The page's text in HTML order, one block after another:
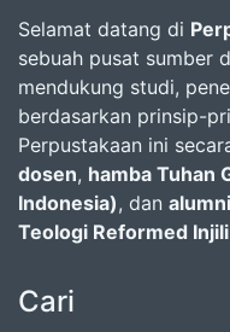
Selamat datang di
sebuah pusat sumber
mendukung studi,
berdasarkan prinsip-
Perpustakaan ini
dosen, hamba Tuhan
Indonesia), dan
Teologi Reformed
Cari